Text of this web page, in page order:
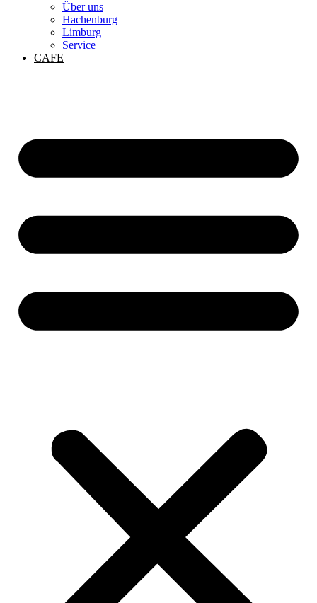
Über uns
Hachenburg
Limburg
Service
CAFE